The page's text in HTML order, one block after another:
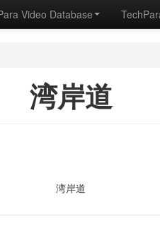
Video Database
湾岸道
湾岸道